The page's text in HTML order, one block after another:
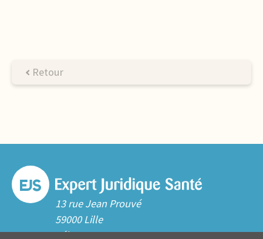
Retour
13 rue Jean Prouvé
59000 Lille
Tél. 03 20 06 70 10